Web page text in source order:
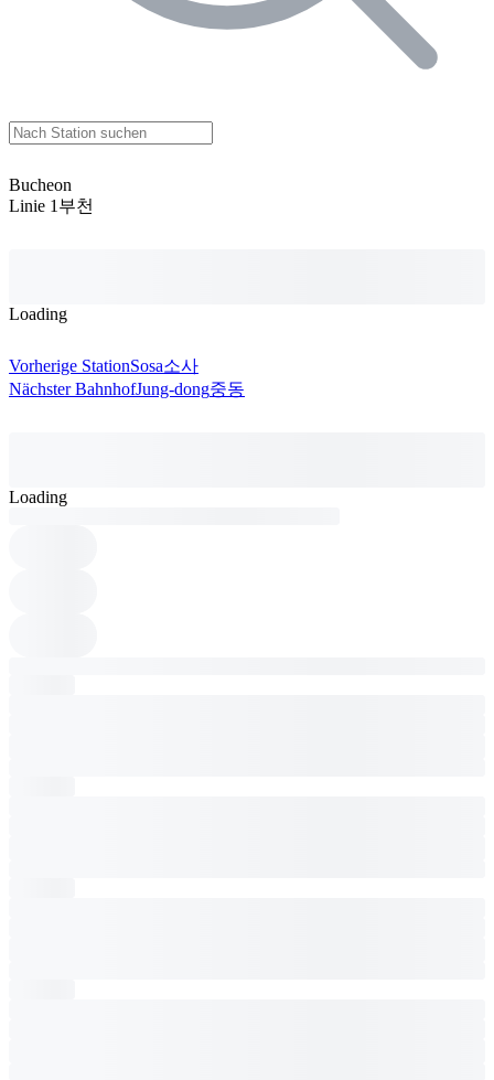
Bucheon
Linie 1 부천
Loading
Vorherige StationSosa소사
Nächster BahnhofJung-dong중동
Loading